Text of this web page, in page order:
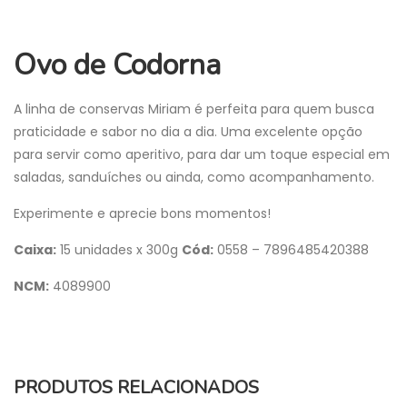
Ovo de Codorna
A linha de conservas Miriam é perfeita para quem busca
praticidade e sabor no dia a dia. Uma excelente opção
para servir como aperitivo, para dar um toque especial em
saladas, sanduíches ou ainda, como acompanhamento.
Experimente e aprecie bons momentos!
Caixa: 15 unidades x 300g Cód: 0558 – 7896485420388
NCM: 4089900
PRODUTOS RELACIONADOS